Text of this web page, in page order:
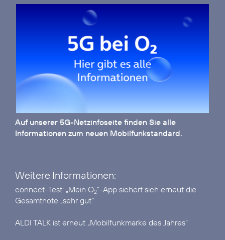
Auf unserer 5G-Netzinfoseite finden Sie alle
Informationen zum neuen Mobilfunkstandard.
Weitere Informationen:
connect-Test: „Mein O2“-App sichert sich erneut die
Gesamtnote „sehr gut“
ALDI TALK ist erneut „Mobilfunkmarke des Jahres“